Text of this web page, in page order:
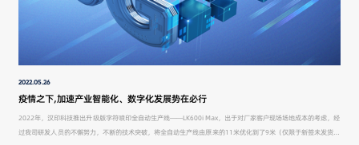
2022.05.26
疫情之下,加速产业智能化、数字化发展势在必行
2022年，汉印科技推出升级版字符喷印全自动生产线——LK600i Max，出于对厂家客户现场场地成本的考虑，经
过我司研发人员的不懈努力，不断的技术突破，将全自动生产线由原来的11米优化到了9米（仅限于新签未发货订